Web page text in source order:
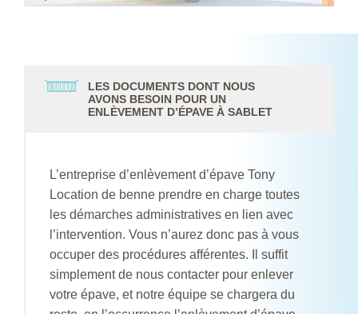
LES DOCUMENTS DONT NOUS
AVONS BESOIN POUR UN
ENLÈVEMENT D’ÉPAVE À SABLET
L’entreprise d’enlèvement d’épave Tony
Location de benne prendre en charge toutes
les démarches administratives en lien avec
l’intervention. Vous n’aurez donc pas à vous
occuper des procédures afférentes. Il suffit
simplement de nous contacter pour enlever
votre épave, et notre équipe se chargera du